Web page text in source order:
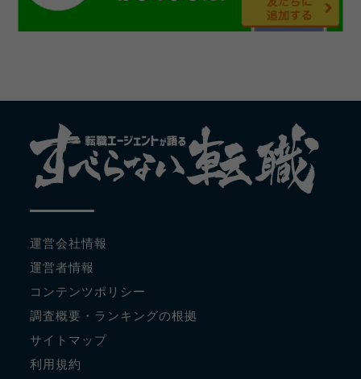
運営会社情報
運営者情報
コンテンツポリシー
調査概要・ランキングの根拠
サイトマップ
利用規約